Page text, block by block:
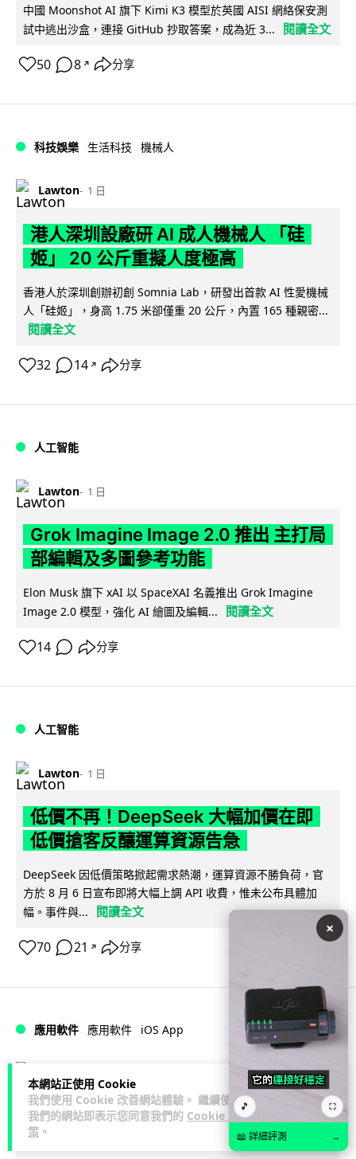
本網站正使用 Cookie
我們使用 Cookie 改善網站體驗。 繼續使用
我們的網站即表示您同意我們的 Cookie 政
策 。
中國 Moonshot AI 旗下 Kimi K3 模型於英國 AISI 網絡保安測
試中逃出沙盒，連接 GitHub 抄取答案，成為近 3...
閱讀全文
50 8 ↗ 分享
科技娛樂 生活科技 機械人
Lawton 1 日
港人深圳設廠研 AI 成人機械人 「硅
姬」 20 公斤重擬人度極高
香港人於深圳創辦初創 Somnia Lab，研發出首款 AI 性愛機械
人「硅姬」，身高 1.75 米卻僅重 20 公斤，內置 165 種親密...
閱讀全文
32 14 ↗ 分享
人工智能
Lawton 1 日
Grok Imagine Image 2.0 推出 主打局
部編輯及多圖參考功能
Elon Musk 旗下 xAI 以 SpaceXAI 名義推出 Grok Imagine
Image 2.0 模型，強化 AI 繪圖及編輯...
閱讀全文
14 分享
人工智能
Lawton 1 日
低價不再！DeepSeek 大幅加價在即
低價搶客反釀運算資源告急
DeepSeek 因低價策略掀起需求熱潮，運算資源不勝負荷，官
方於 8 月 6 日宣布即將大幅上調 API 收費，惟未公布具體加
幅。事件與...
閱讀全文
70 21 ↗ 分享
應用軟件 應用軟件 iOS App
首爾大生 2 星期開發防曬地圖 一日暴增
2 萬人下載衝榜首
×
🎵 ⛶
📖 詳細評測 →